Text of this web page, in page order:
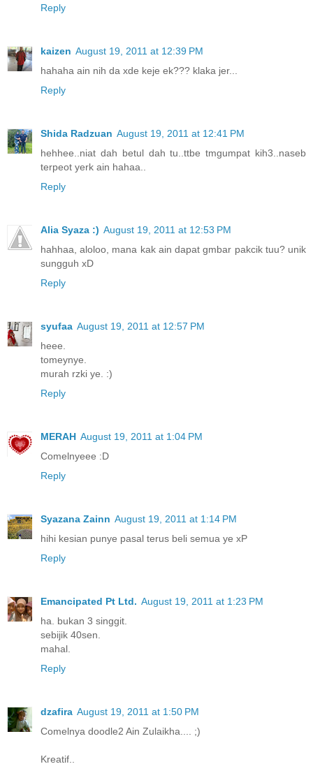
Reply
kaizen August 19, 2011 at 12:39 PM
hahaha ain nih da xde keje ek??? klaka jer...
Reply
Shida Radzuan August 19, 2011 at 12:41 PM
hehhee..niat dah betul dah tu..ttbe tmgumpat kih3..naseb
terpeot yerk ain hahaa..
Reply
Alia Syaza :) August 19, 2011 at 12:53 PM
hahhaa, aloloo, mana kak ain dapat gmbar pakcik tuu? unik
sungguh xD
Reply
syufaa August 19, 2011 at 12:57 PM
heee.
tomeynye.
murah rzki ye. :)
Reply
MERAH August 19, 2011 at 1:04 PM
Comelnyeee :D
Reply
Syazana Zainn August 19, 2011 at 1:14 PM
hihi kesian punye pasal terus beli semua ye xP
Reply
Emancipated Pt Ltd. August 19, 2011 at 1:23 PM
ha. bukan 3 singgit.
sebijik 40sen.
mahal.
Reply
dzafira August 19, 2011 at 1:50 PM
Comelnya doodle2 Ain Zulaikha.... ;)
Kreatif..